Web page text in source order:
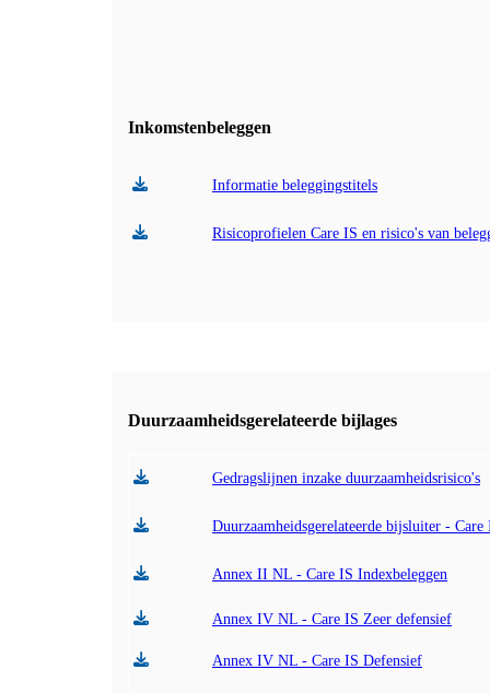
Inkomstenbeleggen
Informatie beleggingstitels
Risicoprofielen Care IS en risico's van
Duurzaamheidsgerelateerde bijlages
Gedragslijnen inzake duurzaamheidsrisico's
Duurzaamheidsgerelateerde bijsluiter - Care
Annex II NL - Care IS Indexbeleggen
Annex IV NL - Care IS Zeer defensief
Annex IV NL - Care IS Defensief